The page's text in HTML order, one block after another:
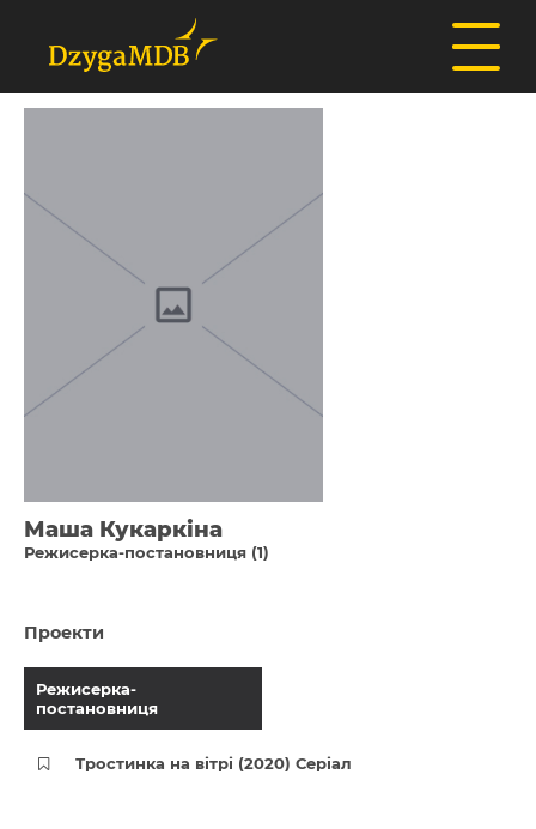
Маша Кукаркіна
Режисерка-постановниця (1)
Проекти
Режисерка-
постановниця
Тростинка на вітрі (2020) Серіал